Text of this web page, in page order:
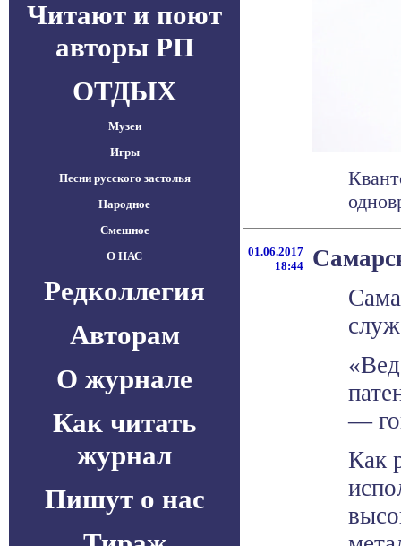
Читают и поют
авторы РП
ОТДЫХ
Музеи
Игры
Песни русского застолья
Народное
Смешное
О НАС
Редколлегия
Авторам
О журнале
Как читать
журнал
Пишут о нас
01.06.2017
18:44
—
Как